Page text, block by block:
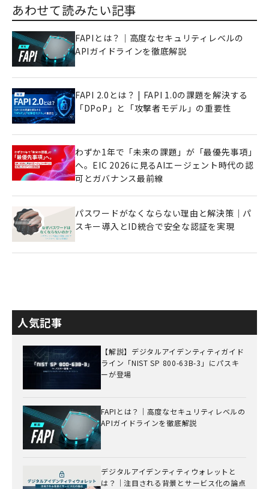
あわせて読みたい記事
FAPIとは？｜高度なセキュリティレベルの
APIガイドラインを徹底解説
FAPI 2.0とは？ | FAPI 1.0の課題を解決する
「DPoP」と「攻撃者モデル」の重要性
わずか1年で「未来の課題」が「最優先事項」
へ。EIC 2026に見るAIエージェント時代の認
可とガバナンス最前線
パスワードがなくならない理由と解決策｜パ
スキー導入とID統合で安全な認証を実現
人気記事
【解説】デジタルアイデンティティガイド
ライン「NIST SP 800-63B-3」にパスキ
ーが登場
FAPIとは？｜高度なセキュリティレベルの
APIガイドラインを徹底解説
デジタルアイデンティティウォレットと
は？｜注目される背景とサービス化の論点